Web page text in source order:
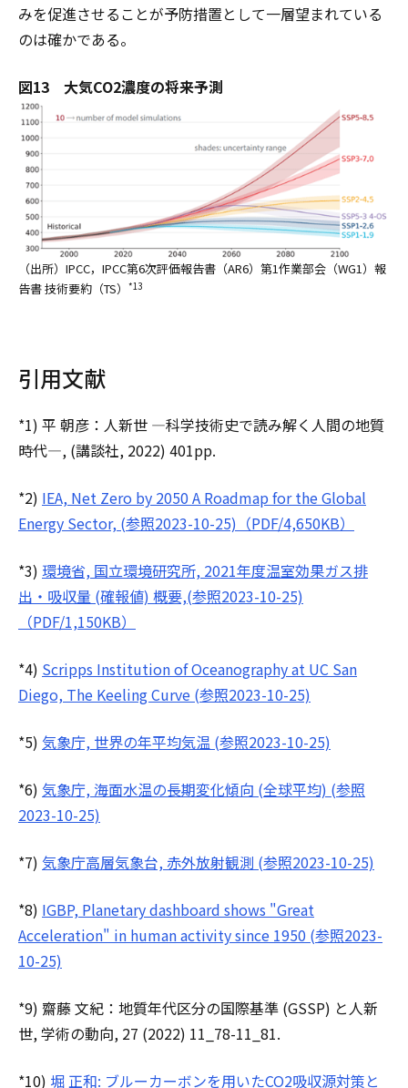
みを促進させることが予防措置として一層望まれている
のは確かである。
図13 大気CO2濃度の将来予測
（出所）IPCC，IPCC第6次評価報告書（AR6）第1作業部会（WG1）報
告書 技術要約（TS）
*13
引用文献
*1) 平 朝彦：人新世 ―科学技術史で読み解く人間の地質
時代―, (講談社, 2022) 401pp.
*2) IEA, Net Zero by 2050 A Roadmap for the Global
Energy Sector, (参照2023-10-25)（PDF/4,650KB）
*3) 環境省, 国立環境研究所, 2021年度温室効果ガス排
出・吸収量 (確報値) 概要,(参照2023-10-25)
（PDF/1,150KB）
*4) Scripps Institution of Oceanography at UC San
Diego, The Keeling Curve (参照2023-10-25)
*5) 気象庁, 世界の年平均気温 (参照2023-10-25)
*6) 気象庁, 海面水温の長期変化傾向 (全球平均) (参照
2023-10-25)
*7) 気象庁高層気象台, 赤外放射観測 (参照2023-10-25)
*8) IGBP, Planetary dashboard shows "Great
Acceleration" in human activity since 1950 (参照2023-
10-25)
*9) 齋藤 文紀：地質年代区分の国際基準 (GSSP) と人新
世, 学術の動向, 27 (2022) 11_78-11_81.
*10) 堀 正和: ブルーカーボンを用いたCO2吸収源対策と